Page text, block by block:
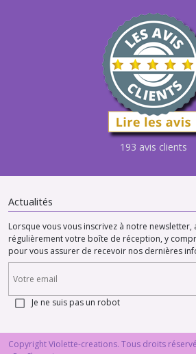
193 avis clients
Actualités
Lorsque vous vous inscrivez à notre
régulièrement votre boîte de réception, y
pour vous assurer de recevoir nos dernières
Je ne suis pas un robot
Copyright Violette-creations. Tous droits